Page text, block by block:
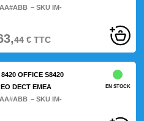
– SKU IM-
44€TTC
OFFICE S8420
DECT EMEA
– SKU IM-
EN STOCK